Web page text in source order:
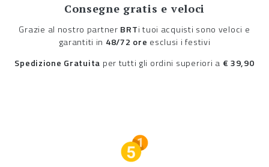
Consegne gratis e veloci
Grazie al nostro partner BRTi tuoi acquisti sono veloci e
garantiti in 48/72 ore esclusi i festivi
Spedizione Gratuita per tutti gli ordini superiori a € 39,90